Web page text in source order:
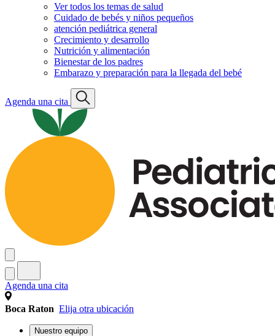
Ver todos los temas de salud
Cuidado de bebés y niños pequeños
atención pediátrica general
Crecimiento y desarrollo
Nutrición y alimentación
Bienestar de los padres
Embarazo y preparación para la llegada del bebé
Agenda una cita
Agenda una cita
Boca Raton Elija otra ubicación
Nuestro equipo